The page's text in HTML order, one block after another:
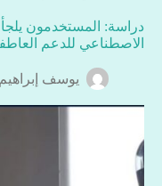
دراسة: المستخدمون
الاصطناعي للدعم
يوسف إبراهيم